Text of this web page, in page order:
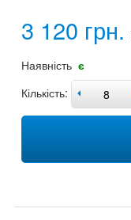
3 120 грн.
Наявність є
Кількість: